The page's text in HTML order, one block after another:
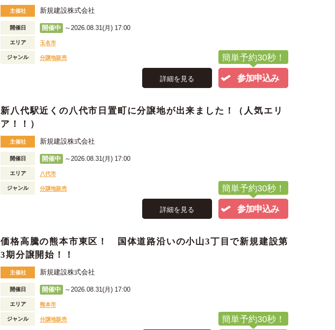
主催社 新規建設株式会社
開催日 開催中 ～2026.08.31(月) 17:00
エリア 玉名市
ジャンル 分譲地販売
詳細を見る 参加申込み
簡単予約30秒！
新八代駅近くの八代市日置町に分譲地が出来ました！（人気エリ
ア！！）
主催社 新規建設株式会社
開催日 開催中 ～2026.08.31(月) 17:00
エリア 八代市
ジャンル 分譲地販売
詳細を見る 参加申込み
簡単予約30秒！
価格高騰の熊本市東区！ 国体道路沿いの小山3丁目で新規建設第
3期分譲開始！！
主催社 新規建設株式会社
開催日 開催中 ～2026.08.31(月) 17:00
エリア 熊本市
ジャンル 分譲地販売 簡単予約30秒！